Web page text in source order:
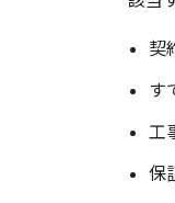
契
す
工
保